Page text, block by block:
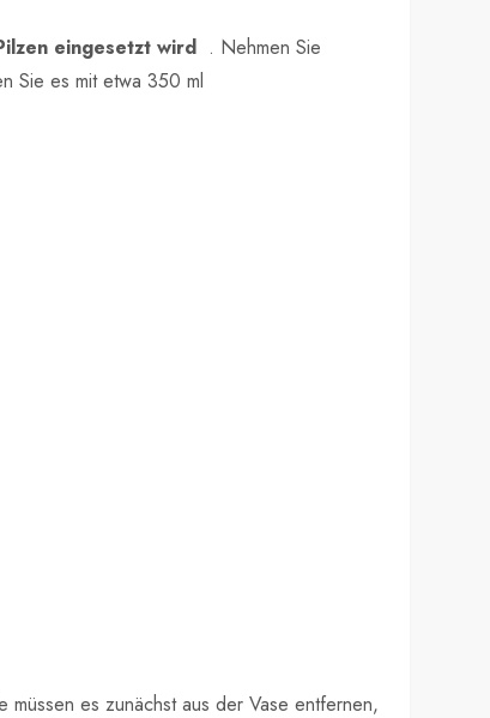
eingesetzt wird . Nehmen Sie
Sie es mit etwa 350 ml
müssen es zunächst aus der Vase entfernen,